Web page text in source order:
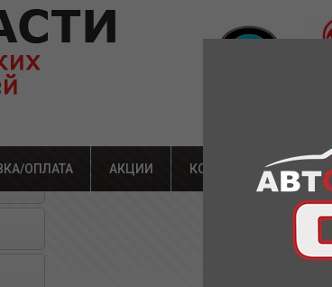
ОПЛАТА АКЦИИ КОНТАКТЫ
Главная Каталог Запчасти для Chery» стойка
стойка